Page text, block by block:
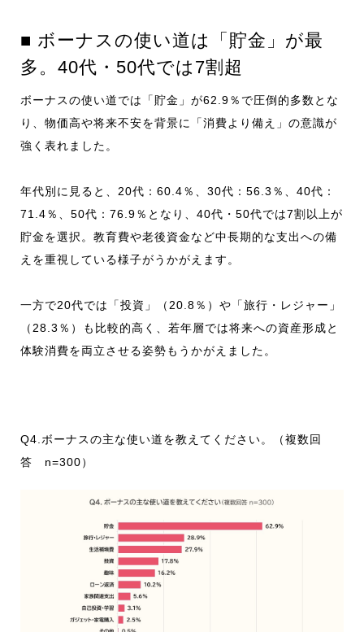
■ ボーナスの使い道は「貯金」が最
多。40代・50代では7割超
ボーナスの使い道では「貯金」が62.9％で圧倒的多数とな
り、物価高や将来不安を背景に「消費より備え」の意識が
強く表れました。
年代別に見ると、20代：60.4％、30代：56.3％、40代：
71.4％、50代：76.9％となり、40代・50代では7割以上が
貯金を選択。教育費や老後資金など中長期的な支出への備
えを重視している様子がうかがえます。
一方で20代では「投資」（20.8％）や「旅行・レジャー」
（28.3％）も比較的高く、若年層では将来への資産形成と
体験消費を両立させる姿勢もうかがえました。
Q4.ボーナスの主な使い道を教えてください。（複数回
答 n=300）